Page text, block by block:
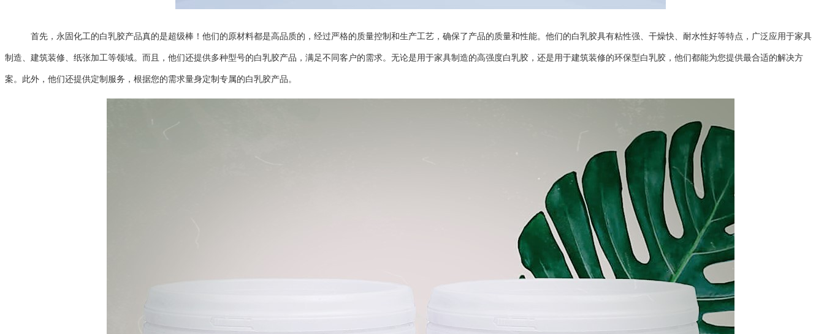
首先，永固化工的白乳胶产品真的是超级棒！他们的原材料都是高品质的，经过严格的质量控制和生产工艺，确保了产品的质量和性能。他们的白乳胶具有粘性强、干燥快、耐水性好等特点，广泛应用于家具
制造、建筑装修、纸张加工等领域。而且，他们还提供多种型号的白乳胶产品，满足不同客户的需求。无论是用于家具制造的高强度白乳胶，还是用于建筑装修的环保型白乳胶，他们都能为您提供最合适的解决方
案。此外，他们还提供定制服务，根据您的需求量身定制专属的白乳胶产品。